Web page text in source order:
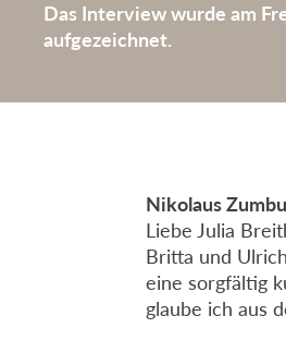
Das Interview wurde am
aufgezeichnet.
Nikolaus
Liebe Julia
Britta und
eine sorgfältig
glaube ich aus